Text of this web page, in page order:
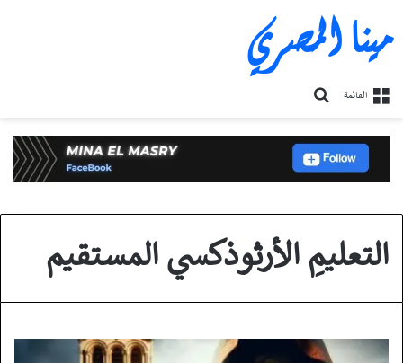
مينا المصري
القائمة
التعليمِ الأرثوذكسي المستقيم